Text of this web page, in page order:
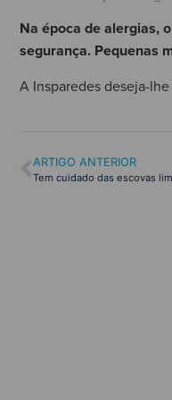
Na época de alergias,
segurança. Pequenas
A Insparedes deseja-lhe
ARTIGO ANTERIOR
Tem cuidado das escovas